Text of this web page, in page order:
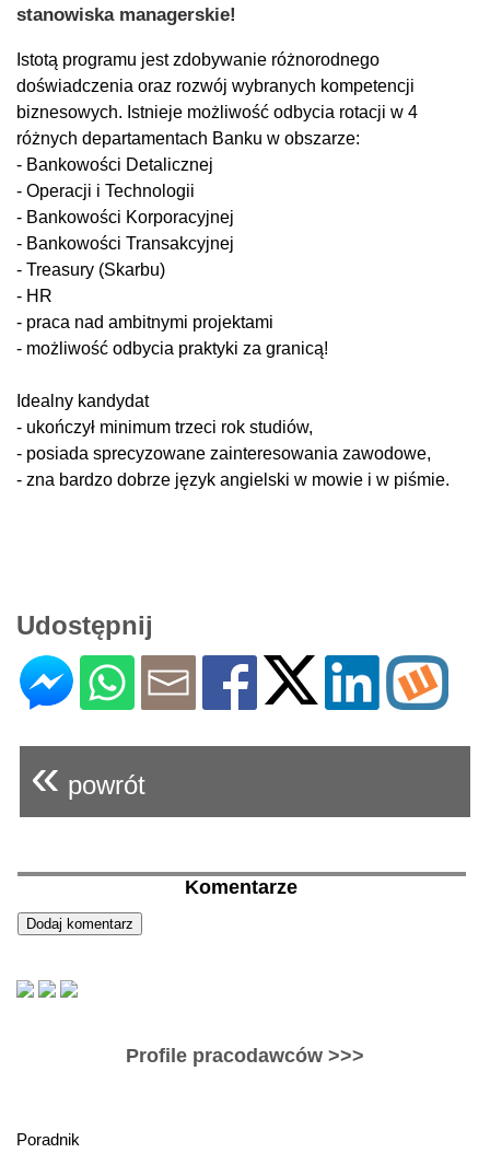
stanowiska managerskie!
Istotą programu jest zdobywanie różnorodnego
doświadczenia oraz rozwój wybranych kompetencji
biznesowych. Istnieje możliwość odbycia rotacji w 4
różnych departamentach Banku w obszarze:
- Bankowości Detalicznej
- Operacji i Technologii
- Bankowości Korporacyjnej
- Bankowości Transakcyjnej
- Treasury (Skarbu)
- HR
- praca nad ambitnymi projektami
- możliwość odbycia praktyki za granicą!
Idealny kandydat
- ukończył minimum trzeci rok studiów,
- posiada sprecyzowane zainteresowania zawodowe,
- zna bardzo dobrze język angielski w mowie i w piśmie.
Udostępnij
« powrót
Komentarze
Profile pracodawców >>>
Poradnik